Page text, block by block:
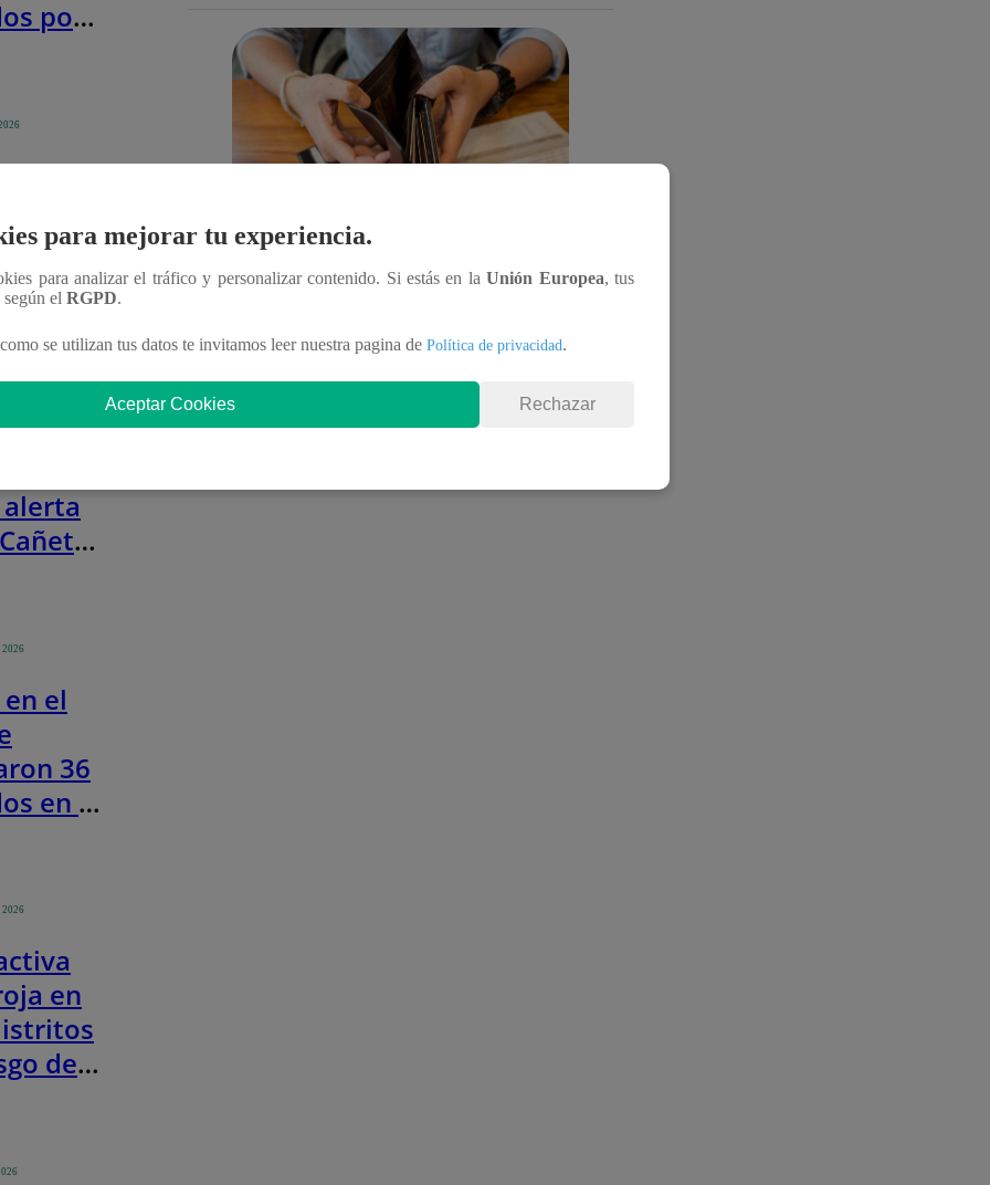
por
y
del
2026
el
36
en lo
2026
en
de
para que tus deudas no figuren en su
para mejorar tu experiencia.
para analizar el tráfico y personalizar contenido. Si estás en laUnión Europea, tus
según el RGPD.
se utilizan tus datos te invitamos leer nuestra pagina de Política de privacidad.
Aceptar Cookies Rechazar